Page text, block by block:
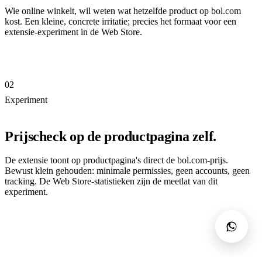
Wie online winkelt, wil weten wat hetzelfde product op bol.com
kost. Een kleine, concrete irritatie; precies het formaat voor een
extensie-experiment in de Web Store.
02
Experiment
Prijscheck op de productpagina zelf.
De extensie toont op productpagina's direct de bol.com-prijs.
Bewust klein gehouden: minimale permissies, geen accounts, geen
tracking. De Web Store-statistieken zijn de meetlat van dit
experiment.